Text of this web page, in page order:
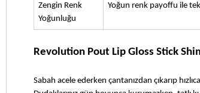
Zengin Renk
Yoğunluğu
Yoğun renk payoffu ile
Revolution Pout Lip Gloss Stick
Sabah acele ederken çantanızdan çıkarıp